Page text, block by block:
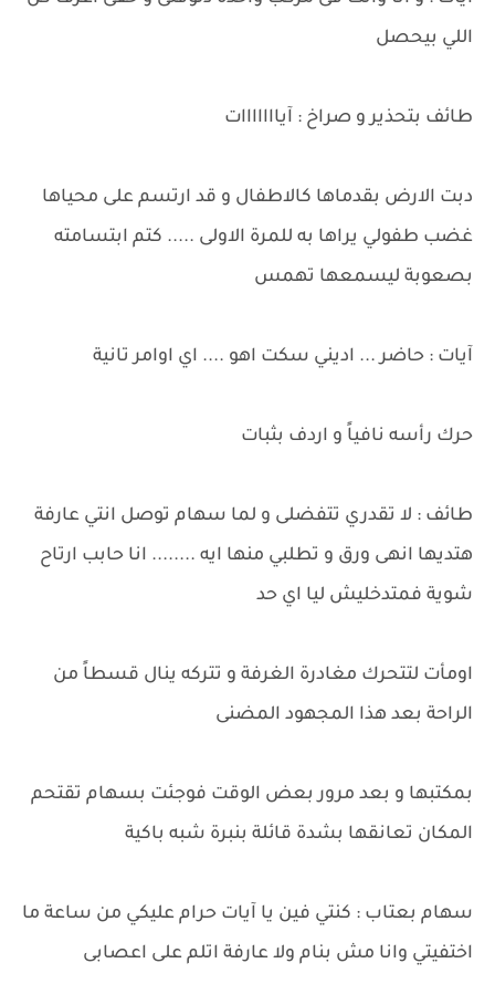
اللي بيحصل
طائف بتحذير و صراخ : آيااااااات
دبت الارض بقدماها كالاطفال و قد ارتسم على محياها
غضب طفولي يراها به للمرة الاولى ..... كتم ابتسامته
بصعوبة ليسمعها تهمس
آيات : حاضر ... اديني سكت اهو .... اي اوامر تانية
حرك رأسه نافياً و اردف بثبات
طائف : لا تقدري تتفضلى و لما سهام توصل انتي عارفة
هتديها انهى ورق و تطلبي منها ايه ........ انا حابب ارتاح
شوية فمتدخليش ليا اي حد
اومأت لتتحرك مغادرة الغرفة و تتركه ينال قسطاً من
الراحة بعد هذا المجهود المضنى
بمكتبها و بعد مرور بعض الوقت فوجئت بسهام تقتحم
المكان تعانقها بشدة قائلة بنبرة شبه باكية
سهام بعتاب : كنتي فين يا آيات حرام عليكي من ساعة ما
اختفيتي وانا مش بنام ولا عارفة اتلم على اعصابى